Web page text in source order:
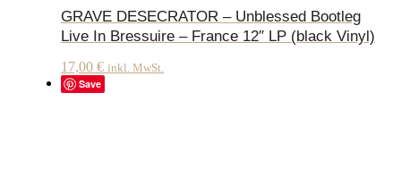
GRAVE DESECRATOR – Unblessed Bootleg
Live In Bressuire – France 12″ LP (black Vinyl)
17,00 € inkl. MwSt.
Save